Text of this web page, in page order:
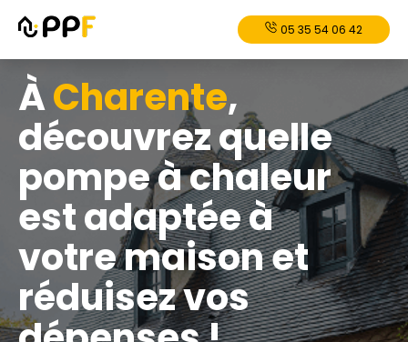
05 35 54 06 42
ÀCharente,
découvrez quelle
pompe à chaleur
est adaptée à
votre maison et
réduisez vos